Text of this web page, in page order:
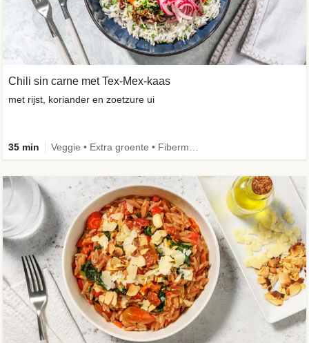
Chili sin carne met Tex-Mex-kaas
met rijst, koriander en zoetzure ui
35 min